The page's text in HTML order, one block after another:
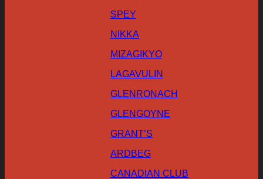
SPEY
NIKKA
MIZAGIKYO
LAGAVULIN
GLENRONACH
GLENGOYNE
GRANT’S
ARDBEG
CANADIAN CLUB